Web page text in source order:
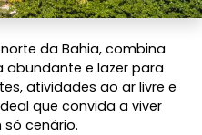
da Bahia, combina
abundante e lazer para
atividades ao ar livre e
que convida a viver
cenário.